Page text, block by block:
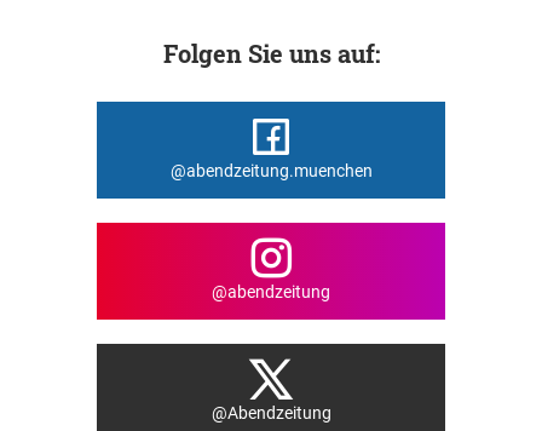
Folgen Sie uns auf:
@abendzeitung.muenchen
@abendzeitung
@Abendzeitung